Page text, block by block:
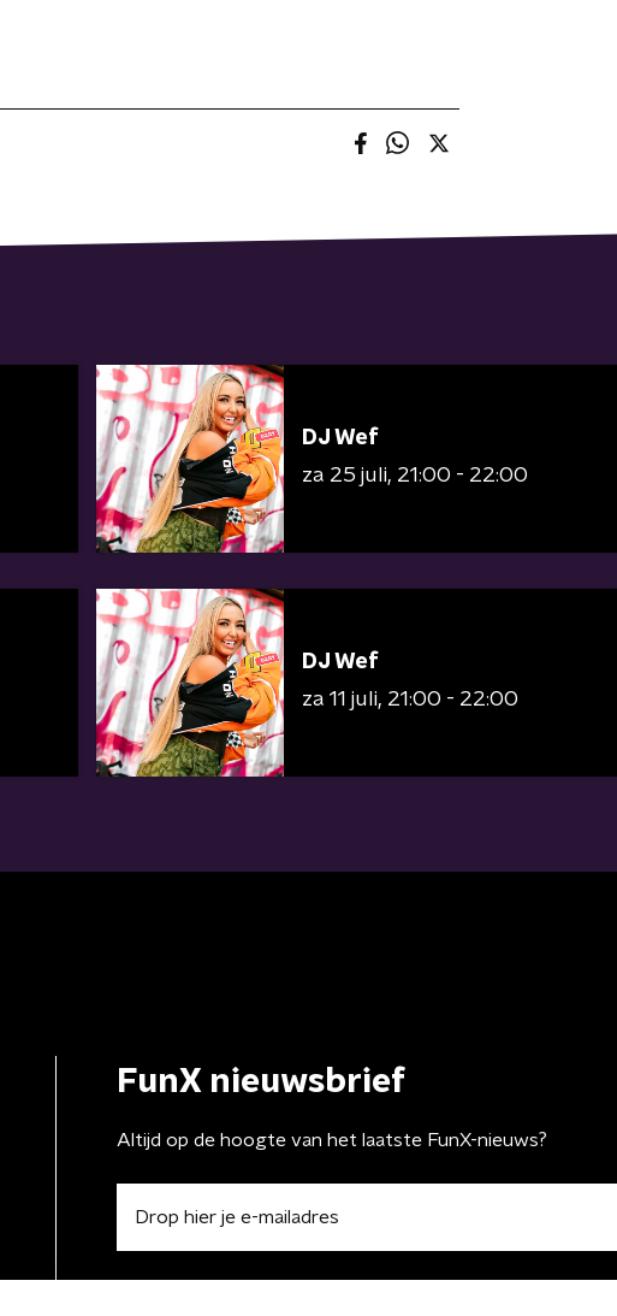
DJ Wef
za 25 juli 21:00 - 22:00
DJ Wef
za 11 juli 21:00 - 22:00
FunX nieuwsbrief
Altijd op de hoogte van het laatste FunX-nieuws?